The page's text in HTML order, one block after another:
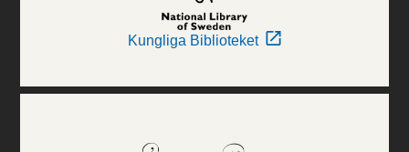
Kungliga Biblioteket